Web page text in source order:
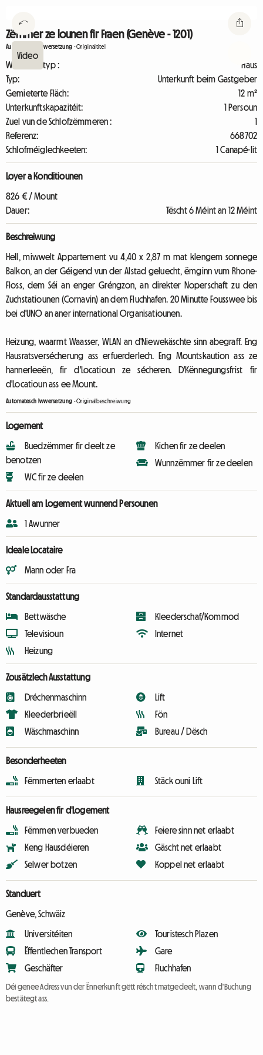
Zëmmer ze lounen fir Fraen (Genève - 1201)
Automatesch Iwwersetzung -Originaltitel
Wunnengstyp :
Haus
Typ:
Unterkunft beim Gastgeber
Gemieterte Fläch:
12 m²
Unterkunftskapazitéit:
1 Persoun
Zuel vun de Schlofzëmmeren :
1
Referenz:
668702
Schlofméiglechkeeten:
1 Canapé-lit
Loyer a Konditiounen
826 € / Mount
Dauer:
Tëscht 6 Méint an 12 Méint
Beschreiwung
Hell, miwwelt Appartement vu 4,40 x 2,87 m mat klengem sonnege
Balkon, an der Géigend vun der Alstad geluecht, ëmginn vum Rhone-
Floss, dem Séi an enger Gréngzon, an direkter Noperschaft zu den
Zuchstatiounen (Cornavin) an dem Fluchhafen. 20 Minutte Fousswee bis
bei d'UNO an aner international Organisatiounen.
Heizung, waarmt Waasser, WLAN an d'Niewekäschte sinn abegraff. Eng
Hausratsversécherung ass erfuerderlech. Eng Mountskaution ass ze
hannerleeën, fir d'Locatioun ze sécheren. D'Kënnegungsfrist fir
d'Locatioun ass ee Mount.
Automatesch Iwwersetzung -Originalbeschreiwung
Logement
Buedzëmmer fir deelt ze
benotzen
WC fir ze deelen
Kichen fir ze deelen
Wunnzëmmer fir ze deelen
Aktuell am Logement wunnend Persounen
1 Awunner
Ideale Locataire
Mann oder Fra
Standardausstattung
Bettwäsche
Televisioun
Heizung
Kleederschaf/Kommod
Internet
Zousätzlech Ausstattung
Dréchenmaschinn
Kleederbrieëll
Wäschmaschinn
Lift
Fön
Bureau / Dësch
Besonderheeten
Fëmmerten erlaabt Stäck ouni Lift
Hausreegelen fir d'Logement
Fëmmen verbueden
Keng Hausdéieren
Selwer botzen
Feiere sinn net erlaabt
Gäscht net erlaabt
Koppel net erlaabt
Standuert
Genève, Schwäiz
Universitéiten
Ëffentlechen Transport
Geschäfter
Touristesch Plazen
Gare
Fluchhafen
Déi genee Adress vun der Ënnerkunft gëtt réischt matgedeelt, wann d'Buchung
bestätegt ass.